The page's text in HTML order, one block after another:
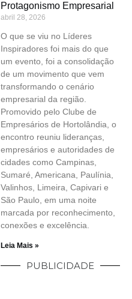
Protagonismo Empresarial
abril 28, 2026
O que se viu no Líderes
Inspiradores foi mais do que
um evento, foi a consolidação
de um movimento que vem
transformando o cenário
empresarial da região.
Promovido pelo Clube de
Empresários de Hortolândia, o
encontro reuniu lideranças,
empresários e autoridades de
cidades como Campinas,
Sumaré, Americana, Paulínia,
Valinhos, Limeira, Capivari e
São Paulo, em uma noite
marcada por reconhecimento,
conexões e excelência.
Leia Mais »
PUBLICIDADE